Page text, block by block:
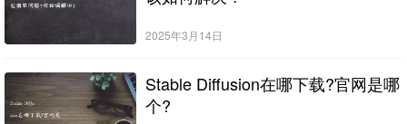
2025年3月14日
Stable Diffusion在哪下载?官网是哪
个?